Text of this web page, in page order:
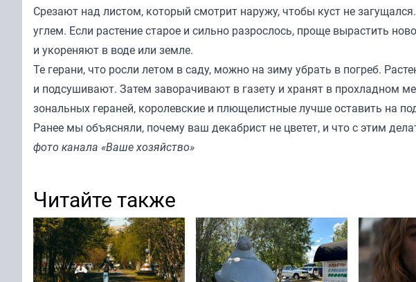
Срезают над листом, который смотрит наружу, чтобы куст не
углем. Если растение старое и сильно разрослось, проще вырастить
и укореняют в воде или земле.
Те герани, что росли летом в саду, можно на зиму убрать в погреб.
и подсушивают. Затем заворачивают в газету и хранят в прохладном
зональных гераней, королевские и плющелистные лучше оставить на
Ранее мы объясняли, почему ваш декабрист не цветет, и что с этим
фото канала «Ваше хозяйство»
Читайте также